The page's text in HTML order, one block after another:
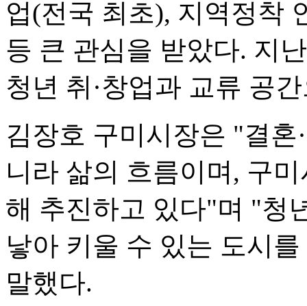
업(전국 최초), 지역정착
등 큰 관심을 받았다. 지
청년 취·창업과 교류 공
김장호 구미시장은 "결혼
니라 삶의 흐름이며, 구
해 추진하고 있다"며 "청
낳아 키울 수 있는 도시
말했다.